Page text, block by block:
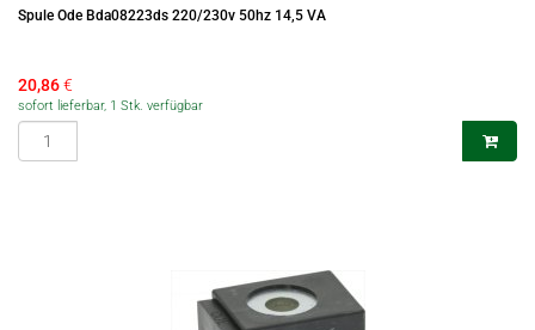
Spule Ode Bda08223ds 220/230v 50hz 14,5 VA
20,86€
sofort lieferbar, 1 Stk. verfügbar